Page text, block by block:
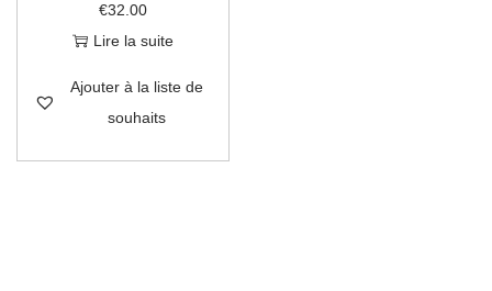
€32.00
Lire la suite
Ajouter à la liste de
souhaits